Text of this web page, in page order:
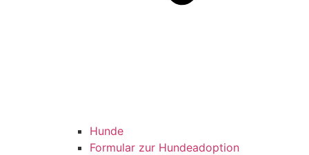
Hunde
Formular zur Hundeadoption